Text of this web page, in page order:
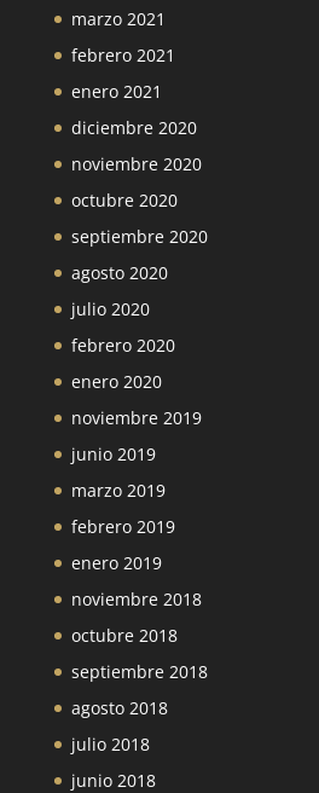
marzo 2021
febrero 2021
enero 2021
diciembre 2020
noviembre 2020
octubre 2020
septiembre 2020
agosto 2020
julio 2020
febrero 2020
enero 2020
noviembre 2019
junio 2019
marzo 2019
febrero 2019
enero 2019
noviembre 2018
octubre 2018
septiembre 2018
agosto 2018
julio 2018
junio 2018